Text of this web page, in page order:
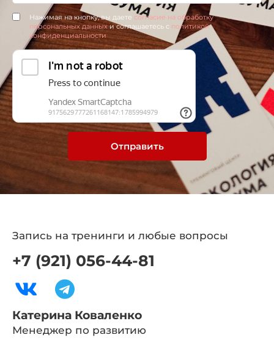
Нажимая на кнопку, вы даете согласие на обработку
персональных данныхи соглашаетесь c политикой
конфиденциальности
Отправить
Запись на тренинги и любые вопросы
+7 (921) 056-44-81
Катерина Коваленко
Менеджер по развитию